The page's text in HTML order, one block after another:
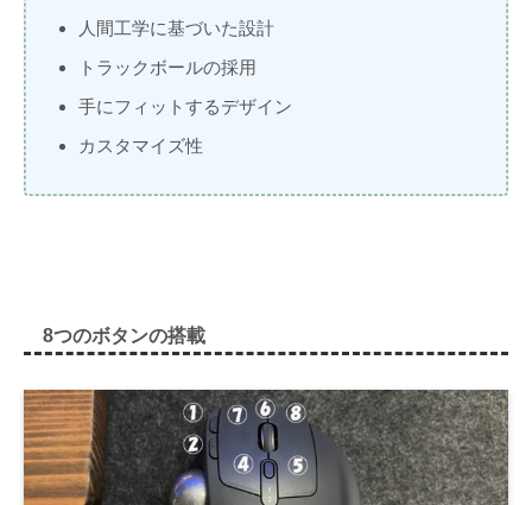
人間工学に基づいた設計
トラックボールの採用
手にフィットするデザイン
カスタマイズ性
8つのボタンの搭載